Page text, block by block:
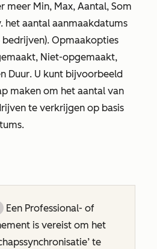
meer Min, Max, Aantal, Som
het aantal aanmaakdatums
Opmaakopties
, Niet-opgemaakt,
Duur. U kunt bijvoorbeeld
maken om het aantal van
te verkrijgen op basis
Een Professional- of
is vereist om het
te